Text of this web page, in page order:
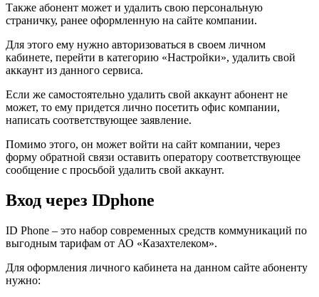
Также абонент может и удалить свою персональную
страничку, ранее оформленную на сайте компании.
Для этого ему нужно авторизоваться в своем личном
кабинете, перейти в категорию «Настройки», удалить свой
аккаунт из данного сервиса.
Если же самостоятельно удалить свой аккаунт абонент не
может, то ему придется лично посетить офис компании,
написать соответствующее заявление.
Помимо этого, он может войти на сайт компании, через
форму обратной связи оставить оператору соответствующее
сообщение с просьбой удалить свой аккаунт.
Вход через IDphone
ID Phone – это набор современных средств коммуникаций по
выгодным тарифам от АО «Казахтелеком».
Для оформления личного кабинета на данном сайте абоненту
нужно: